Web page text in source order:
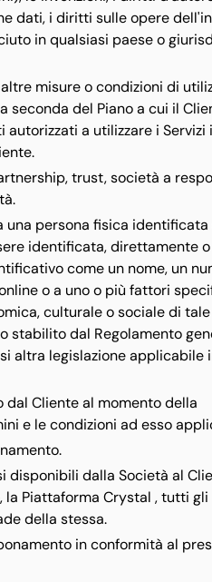
dati, i diritti sulle opere
in qualsiasi paese o
misure o condizioni di
seconda del Piano a cui il
a utilizzare i Servizi
trust, società a
una persona fisica identificata
identificata, direttamente o
come un nome, un
o a uno o più fattori
culturale o sociale di
stabilito dal Regolamento
altra legislazione applicabile
Cliente al momento della
e le condizioni ad esso
disponibili dalla Società al
Piattaforma Crystal , tutti gli
della stessa.
in conformità al